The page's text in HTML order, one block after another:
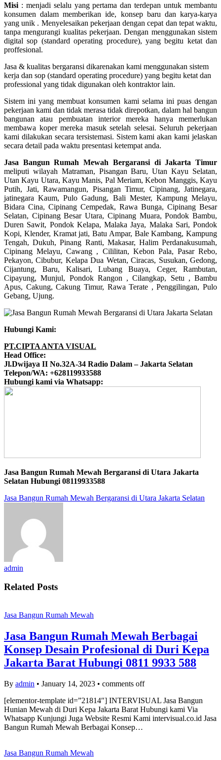
Misi : menjadi selalu yang pertama dan terdepan untuk membantu
konsumen dalam memberikan ide, konsep baru dan karya-karya
yang unik . Menyelesaikan pekerjaan dengan cepat dan tepat waktu,
tanpa mengurangi kualitas pekerjaan. Dengan menggunakan sistem
digital sop (standard operating procedure), yang begitu ketat dan
proffesional.
Jasa & kualitas bergaransi dikarenakan kami menggunakan sistem
kerja dan sop (standard operating procedure) yang begitu ketat dan
professional yang tidak digunakan oleh kontraktor lain.
Sistem ini yang membuat konsumen kami selama ini puas dengan
pekerjaan kami dan tidak merasa tidak direpotkan, dalam hal bangun
bangunan atau pembuatan interior mereka hanya memerlukan
membawa koper mereka masuk setelah selesai. Seluruh pekerjaan
kami dilakukan secara tersistemasi. Sistem kami akan kami jelaskan
secara detail pada waktu presentasi ketempat anda.
Jasa Bangun Rumah Mewah Bergaransi di Jakarta Timur
meliputi wilayah Matraman, Pisangan Baru, Utan Kayu Selatan,
Utan Kayu Utara, Kayu Manis, Pal Meriam, Kebon Manggis, Kayu
Putih, Jati, Rawamangun, Pisangan Timur, Cipinang, Jatinegara,
jatinegara Kaum, Pulo Gadung, Bali Mester, Kampung Melayu,
Bidara Cina, Cipinang Cempedak, Rawa Bunga, Cipinang Besar
Selatan, Cipinang Besar Utara, Cipinang Muara, Pondok Bambu,
Duren Sawit, Pondok Kelapa, Malaka Jaya, Malaka Sari, Pondok
Kopi, Klender, Kramat jati, Batu Ampar, Bale Kambang, Kampung
Tengah, Dukuh, Pinang Ranti, Makasar, Halim Perdanakusumah,
Cipinang Melayu, Cawang , Cililitan, Kebon Pala, Pasar Rebo,
Pekayon, Cibubur, Kelapa Dua Wetan, Ciracas, Susukan, Gedong,
Cijantung, Baru, Kalisari, Lubang Buaya, Ceger, Rambutan,
Cipayung, Munjul, Pondok Rangon , Cilangkap, Setu , Bambu
Apus, Cakung, Cakung Timur, Rawa Terate , Penggilingan, Pulo
Gebang, Ujung.
Hubungi Kami:
PT.CIPTA ANTA VISUAL
Head Office:
Jl.Dwijaya II No.32A-34 Radio Dalam – Jakarta Selatan
Telepon/WA: +628119933588
Hubungi kami via Whatsapp:
Jasa Bangun Rumah Mewah Bergaransi di Utara Jakarta
Selatan Hubungi 08119933588
Jasa Bangun Rumah Mewah Bergaransi di Utara Jakarta Selatan
admin
Related Posts
Jasa Bangun Rumah Mewah
Jasa Bangun Rumah Mewah Berbagai
Konsep Desain Profesional di Duri Kepa
Jakarta Barat Hubungi 0811 9933 588
By admin • January 14, 2023 • comments off
[elementor-template id=”21814″] INTERVISUAL Jasa Bangun
Hunian Mewah di Duri Kepa Jakarta Barat Hubungi kami Via
Whatsapp Kunjungi Juga Website Resmi Kami intervisual.co.id Jasa
Bangun Rumah Mewah Berbagai Konsep…
Jasa Bangun Rumah Mewah